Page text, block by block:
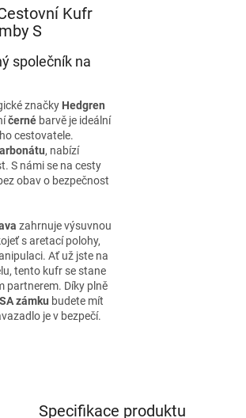
Kufr
S
společník na
značky Hedgren
černé barvě je ideální
cestovatele.
, nabízí
S námi se na cesty
obav o bezpečnost
zahrnuje výsuvnou
s aretací polohy,
Ať už jste na
tento kufr se stane
partnerem. Díky plně
zámku budete mít
je v bezpečí.
Specifikace produktu